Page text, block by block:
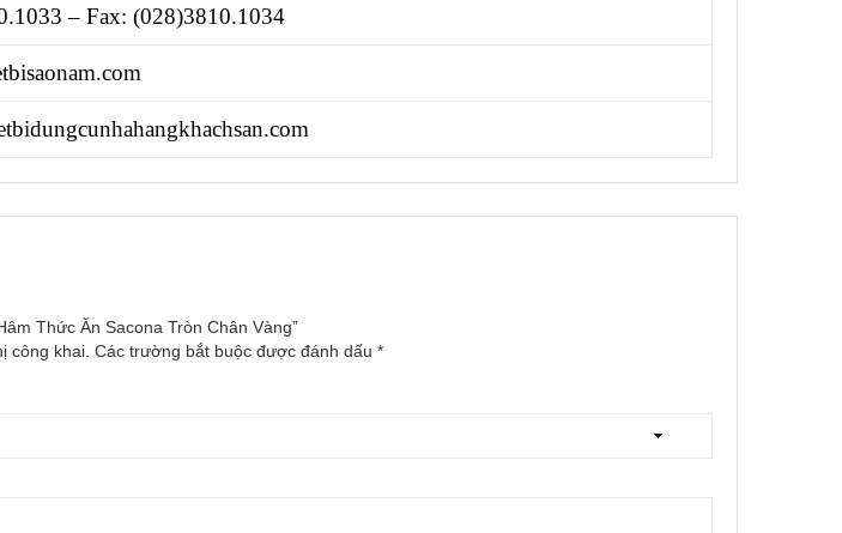
– Fax: (028)3810.1034
Thức Ăn Sacona Tròn Chân Vàng”
công khai. Các trường bắt buộc được đánh dấu *